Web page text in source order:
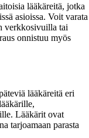
lääkäreitä, jotka
asioissa. Voit varata
verkkosivuilla tai
onnistuu myös
lääkäreitä eri
Lääkärit ovat
tarjoamaan parasta